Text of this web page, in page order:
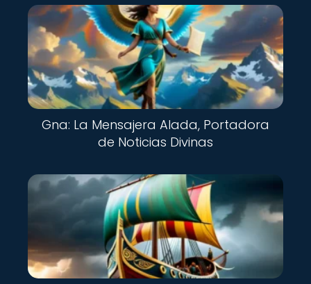
Gna: La Mensajera Alada, Portadora
de Noticias Divinas